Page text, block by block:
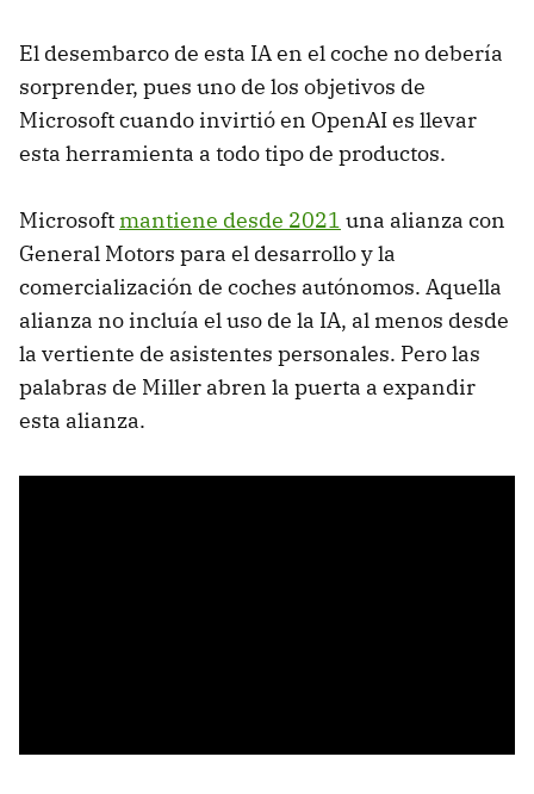
El desembarco de esta IA en el coche no debería
sorprender, pues uno de los objetivos de
Microsoft cuando invirtió en OpenAI es llevar
esta herramienta a todo tipo de productos.
Microsoftmantiene desde 2021 una alianza con
General Motors para el desarrollo y la
comercialización de coches autónomos. Aquella
alianza no incluía el uso de la IA, al menos desde
la vertiente de asistentes personales. Pero las
palabras de Miller abren la puerta a expandir
esta alianza.